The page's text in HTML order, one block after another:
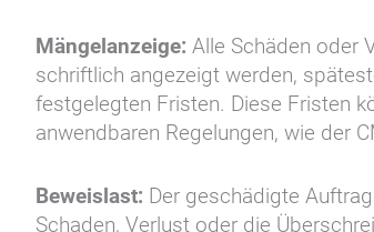
Mängelanzeige: Alle Schäden oder
schriftlich angezeigt werden,
festgelegten Fristen. Diese Fristen
anwendbaren Regelungen, wie der
Beweislast: Der geschädigte
Schaden, Verlust oder die